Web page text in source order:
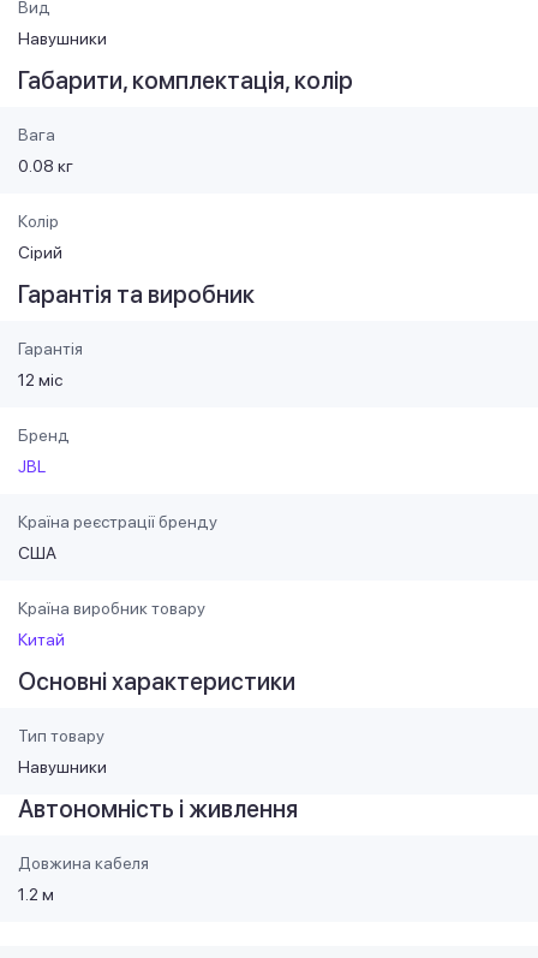
Вид
Навушники
Габарити, комплектація, колір
Вага
0.08 кг
Колір
Сірий
Гарантія та виробник
Гарантія
12 міс
Бренд
JBL
Країна реєстрації бренду
США
Країна виробник товару
Китай
Основні характеристики
Тип товару
Навушники
Автономність і живлення
Довжина кабеля
1.2 м